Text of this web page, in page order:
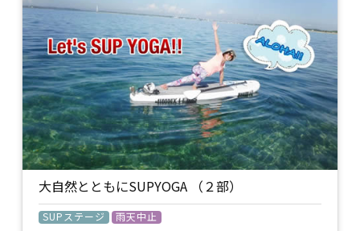
イベント
について
べた上でヨガ！ 今、世界的に大人気の
SUPヨガにチャレンジしてみませんか？
浅いところで、透明度の高い海で行いま
すので初めての方も安心です！ 太陽の日
差しや風、波の音など、自然を心地よく
体感しながら、 楽しくバランス感覚を養
いましょう！
持ち物
水着（もしくは濡れてもいい下着）Tシ
ャツや短パン、ラッシュガードなど、 濡
れてもいい服装でお越しください。ご希
望があればウェットスーツのレンタルも
あります。 / タオル / 着替え / 日焼け止
め、サングラスや帽子などの紫外線対策
大自然とともにSUPYOGA （２部）
SUPステージ 雨天中止